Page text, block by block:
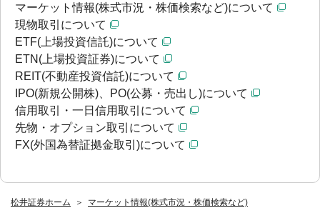
松井証券ホーム
マーケット情報(株式市況・株価検索など)
マーケット情報(株式市況・株価検索など)について
現物取引について
ETF(上場投資信託)について
ETN(上場投資証券)について
REIT(不動産投資信託)について
IPO(新規公開株)、PO(公募・売出し)について
信用取引・一日信用取引について
先物・オプション取引について
FX(外国為替証拠金取引)について